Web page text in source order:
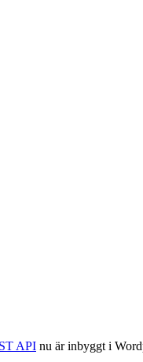
API nu är inbyggt i